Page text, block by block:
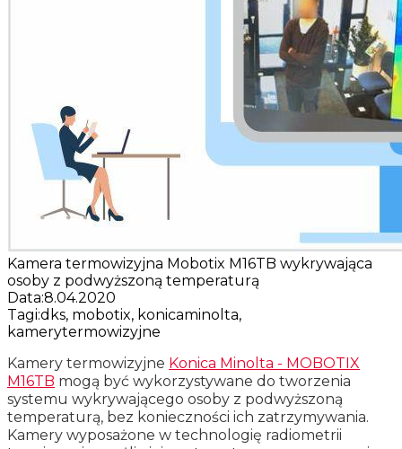
Kamera termowizyjna Mobotix M16TB wykrywająca
osoby z podwyższoną temperaturą
Data:8.04.2020
Tagi:dks, mobotix, konicaminolta,
kamerytermowizyjne
Kamery termowizyjne Konica Minolta - MOBOTIX
M16TB mogą być wykorzystywane do tworzenia
systemu wykrywającego osoby z podwyższoną
temperaturą, bez konieczności ich zatrzymywania.
Kamery wyposażone w technologię radiometrii